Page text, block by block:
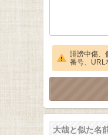
誹謗中傷、
番号、URL
大哉と似た名